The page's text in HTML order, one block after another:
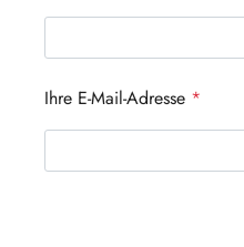
Ihre E-Mail-Adresse *